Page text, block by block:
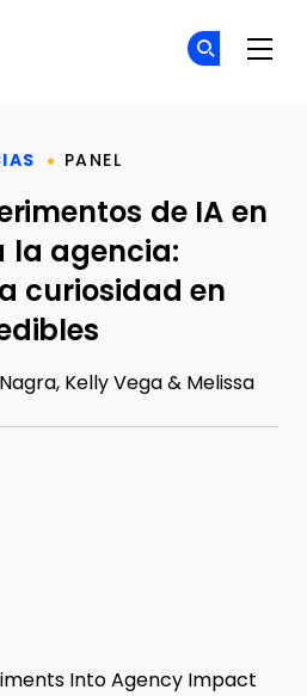
PANEL
de IA en
la agencia:
curiosidad en
, Kelly Vega & Melissa
Into Agency Impact